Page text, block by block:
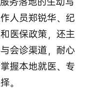
人员郑锐华、纪
医保政策，还主
会诊渠道，耐心
握本地就医、专
。